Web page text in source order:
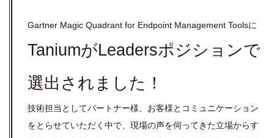
Gartner Magic Quadrant for Endpoint Management Toolsに
TaniumがLeadersポジションで
選出されました！
技術担当としてパートナー様、お客様とコミュニケーション
をとらせていただく中で、現場の声を伺ってきた立場からす